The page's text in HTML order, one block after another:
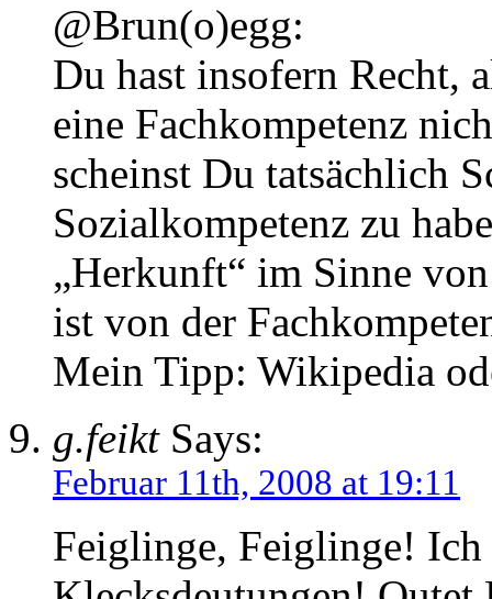
@Brun(o)egg:
Du hast insofern Recht,
eine Fachkompetenz
scheinst Du tatsächlich
Sozialkompetenz zu
„Herkunft“ im Sinne
ist von der
Mein Tipp: Wikipedia
g.feiktSays:
Februar 11th, 2008 at 19:11
Feiglinge, Feiglinge! Ich